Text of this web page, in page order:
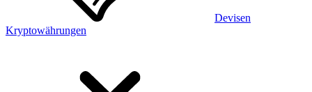
Devisen
Kryptowährungen